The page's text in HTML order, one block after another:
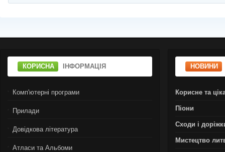
КОРИСНА ІНФОРМАЦІЯ
Комп'ютерні програми
Прилади
Довідкова література
Атласи та Альбоми
НОВИНИ
Корисне та
Піони
Сходи і
Мистецтво